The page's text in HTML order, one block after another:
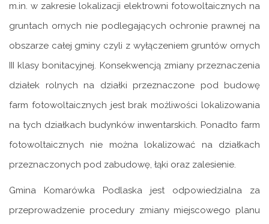
m.in. w zakresie lokalizacji elektrowni fotowoltaicznych na
gruntach ornych nie podlegających ochronie prawnej na
obszarze całej gminy czyli z wyłączeniem gruntów ornych
III klasy bonitacyjnej. Konsekwencją zmiany przeznaczenia
działek rolnych na działki przeznaczone pod budowę
farm fotowoltaicznych jest brak możliwości lokalizowania
na tych działkach budynków inwentarskich. Ponadto farm
fotowoltaicznych nie można lokalizować na działkach
przeznaczonych pod zabudowę, łąki oraz zalesienie.
Gmina Komarówka Podlaska jest odpowiedzialna za
przeprowadzenie procedury zmiany miejscowego planu